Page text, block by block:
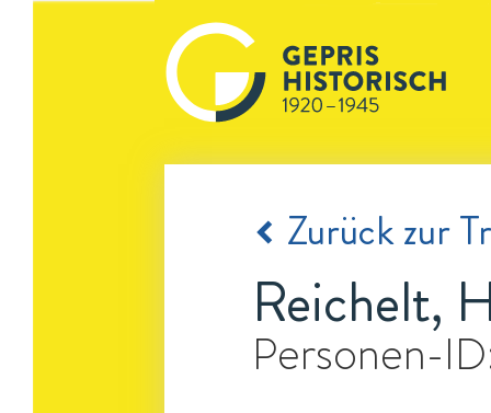
Zurück zur
Reichelt,
Personen-